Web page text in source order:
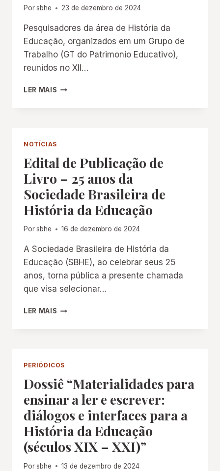
2024
23)
Porsbhe 23 de dezembro de 2024
Pesquisadores da área de História da
Educação, organizados em um Grupo de
Trabalho (GT do Patrimonio Educativo),
reunidos no XII…
LER MAIS CARTA
EDUCATIVO
NOTÍCIAS
Edital de Publicação de
Livro – 25 anos da
Sociedade Brasileira de
História da Educação
Porsbhe 16 de dezembro de 2024
A Sociedade Brasileira de História da
Educação (SBHE), ao celebrar seus 25
anos, torna pública a presente chamada
que visa selecionar…
LER MAIS EDITAL
ANOS
DA
SOCIEDADE
BRASILEIRA
DE
HISTÓRIA
DA
EDUCAÇÃO
PERIÓDICOS
Dossiê “Materialidades para
ensinar a ler e escrever:
diálogos e interfaces para a
História da Educação
(séculos XIX – XXI)”
Porsbhe 13 de dezembro de 2024